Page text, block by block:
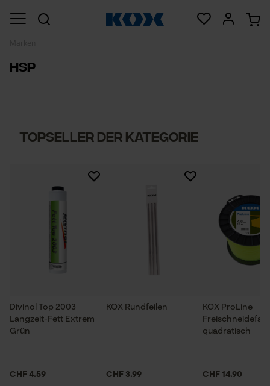
HSP
Topseller der Kategorie
Divinol Top 2003
Langzeit-Fett Extrem
Grün
CHF 4.59
KOX Rundfeilen
CHF 3.99
KOX ProLine
quadratisch
CHF 14.90